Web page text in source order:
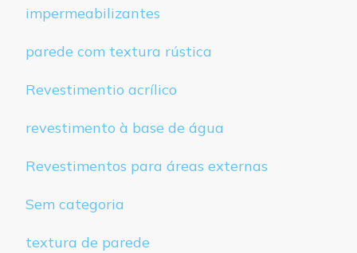
impermeabilizantes
parede com textura rústica
Revestimentio acrílico
revestimento à base de água
Revestimentos para áreas externas
Sem categoria
textura de parede